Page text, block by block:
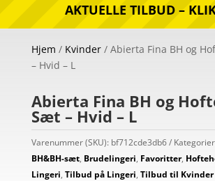
AKTUELLE TILBUD –
Hjem / Kvinder/ Abierta Fina BH og
– Hvid – L
Abierta Fina BH og
Sæt – Hvid – L
Varenummer (SKU): bf712cde3db6
BH&BH-sæt, Brudelingeri, Favoritter,
Lingeri, Tilbud på Lingeri, Tilbud til Kvinder